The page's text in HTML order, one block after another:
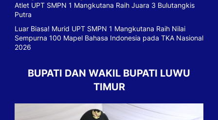
Atlet UPT SMPN 1 Mangkutana Raih Juara 3 Bulutangkis
Putra
Luar Biasa! Murid UPT SMPN 1 Mangkutana Raih Nilai
Sempurna 100 Mapel Bahasa Indonesia pada TKA Nasional
2026
BUPATI DAN WAKIL BUPATI LUWU
TIMUR